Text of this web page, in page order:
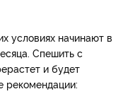
условиях начинают в
Спешить с
и будет
рекомендации: